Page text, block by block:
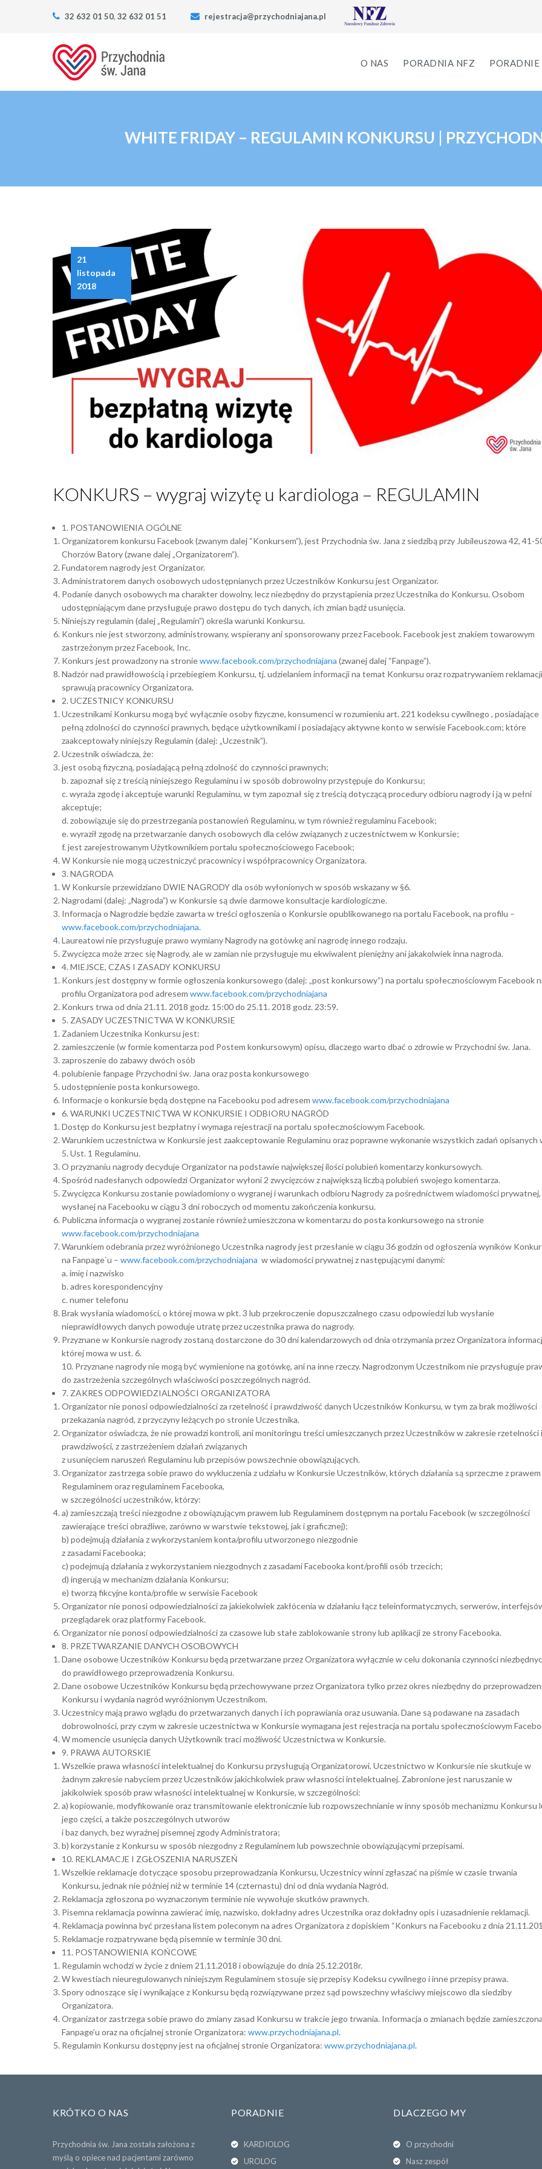
32 632 01 50, 32 632 01 51 rejestracja@przychodniajana.pl
O NAS PORADNIA NFZ PORADNIE
WHITE FRIDAY – REGULAMIN KONKURSU |
21
listopada
2018
KONKURS – wygraj wizytę u kardiologa – REGULAMIN
1. POSTANOWIENIA OGÓLNE
Organizatorem konkursu Facebook (zwanym dalej “Konkursem”), jest Przychodnia św. Jana z siedzibą przy Jubileuszowa 42, 41-
Chorzów Batory (zwane dalej „Organizatorem”).
Fundatorem nagrody jest Organizator.
Administratorem danych osobowych udostępnianych przez Uczestników Konkursu jest Organizator.
Podanie danych osobowych ma charakter dowolny, lecz niezbędny do przystąpienia przez Uczestnika do Konkursu. Osobom
udostępniającym dane przysługuje prawo dostępu do tych danych, ich zmian bądź usunięcia.
Niniejszy regulamin (dalej „Regulamin”) określa warunki Konkursu.
Konkurs nie jest stworzony, administrowany, wspierany ani sponsorowany przez Facebook. Facebook jest znakiem towarowym
zastrzeżonym przez Facebook, Inc.
Konkurs jest prowadzony na stroniewww.facebook.com/przychodniajana (zwanej dalej “Fanpage”).
Nadzór nad prawidłowością i przebiegiem Konkursu, tj. udzielaniem informacji na temat Konkursu oraz rozpatrywaniem reklamacji
sprawują pracownicy Organizatora.
2. UCZESTNICY KONKURSU
Uczestnikami Konkursu mogą być wyłącznie osoby fizyczne, konsumenci w rozumieniu art. 221 kodeksu cywilnego , posiadające
pełną zdolności do czynności prawnych, będące użytkownikami i posiadający aktywne konto w serwisie Facebook.com; które
zaakceptowały niniejszy Regulamin (dalej: „Uczestnik”).
Uczestnik oświadcza, że:
jest osobą fizyczną, posiadającą pełną zdolność do czynności prawnych;
b. zapoznał się z treścią niniejszego Regulaminu i w sposób dobrowolny przystępuje do Konkursu;
c. wyraża zgodę i akceptuje warunki Regulaminu, w tym zapoznał się z treścią dotyczącą procedury odbioru nagrody i ją w pełni
akceptuje;
d. zobowiązuje się do przestrzegania postanowień Regulaminu, w tym również regulaminu Facebook;
e. wyraził zgodę na przetwarzanie danych osobowych dla celów związanych z uczestnictwem w Konkursie;
f. jest zarejestrowanym Użytkownikiem portalu społecznościowego Facebook;
W Konkursie nie mogą uczestniczyć pracownicy i współpracownicy Organizatora.
3. NAGRODA
W Konkursie przewidziano DWIE NAGRODY dla osób wyłonionych w sposób wskazany w §6.
Nagrodami (dalej: „Nagroda”) w Konkursie są dwie darmowe konsultacje kardiologiczne.
Informacja o Nagrodzie będzie zawarta w treści ogłoszenia o Konkursie opublikowanego na portalu Facebook, na profilu –
www.facebook.com/przychodniajana.
Laureatowi nie przysługuje prawo wymiany Nagrody na gotówkę ani nagrodę innego rodzaju.
Zwycięzca może zrzec się Nagrody, ale w zamian nie przysługuje mu ekwiwalent pieniężny ani jakakolwiek inna nagroda.
4. MIEJSCE, CZAS I ZASADY KONKURSU
Konkurs jest dostępny w formie ogłoszenia konkursowego (dalej: „post konkursowy“) na portalu społecznościowym Facebook
profilu Organizatora pod adresem www.facebook.com/przychodniajana
Konkurs trwa od dnia 21.11. 2018 godz. 15:00 do 25.11. 2018 godz. 23:59.
5. ZASADY UCZESTNICTWA W KONKURSIE
Zadaniem Uczestnika Konkursu jest:
zamieszczenie (w formie komentarza pod Postem konkursowym) opisu, dlaczego warto dbać o zdrowie w Przychodni św. Jana.
zaproszenie do zabawy dwóch osób
polubienie fanpage Przychodni św. Jana oraz posta konkursowego
udostępnienie posta konkursowego.
Informacje o konkursie będą dostępne na Facebooku pod adresem www.facebook.com/przychodniajana
6. WARUNKI UCZESTNICTWA W KONKURSIE I ODBIORU NAGRÓD
Dostęp do Konkursu jest bezpłatny i wymaga rejestracji na portalu społecznościowym Facebook.
Warunkiem uczestnictwa w Konkursie jest zaakceptowanie Regulaminu oraz poprawne wykonanie wszystkich zadań opisanych
5. Ust. 1 Regulaminu.
O przyznaniu nagrody decyduje Organizator na podstawie największej ilości polubień komentarzy konkursowych.
Spośród nadesłanych odpowiedzi Organizator wyłoni 2 zwycięzców z największą liczbą polubień swojego komentarza.
Zwycięzca Konkursu zostanie powiadomiony o wygranej i warunkach odbioru Nagrody za pośrednictwem wiadomości prywatnej,
wysłanej na Facebooku w ciągu 3 dni roboczych od momentu zakończenia konkursu.
Publiczna informacja o wygranej zostanie również umieszczona w komentarzu do posta konkursowego na stronie
www.facebook.com/przychodniajana
Warunkiem odebrania przez wyróżnionego Uczestnika nagrody jest przesłanie w ciągu 36 godzin od ogłoszenia wyników
na Fanpage`u – www.facebook.com/przychodniajana w wiadomości prywatnej z następującymi danymi:
a. imię i nazwisko
b. adres korespondencyjny
c. numer telefonu
Brak wysłania wiadomości, o której mowa w pkt. 3 lub przekroczenie dopuszczalnego czasu odpowiedzi lub wysłanie
nieprawidłowych danych powoduje utratę przez uczestnika prawa do nagrody.
Przyznane w Konkursie nagrody zostaną dostarczone do 30 dni kalendarzowych od dnia otrzymania przez Organizatora
której mowa w ust. 6.
10. Przyznane nagrody nie mogą być wymienione na gotówkę, ani na inne rzeczy. Nagrodzonym Uczestnikom nie przysługuje
do zastrzeżenia szczególnych właściwości poszczególnych nagród.
7. ZAKRES ODPOWIEDZIALNOŚCI ORGANIZATORA
Organizator nie ponosi odpowiedzialności za rzetelność i prawdziwość danych Uczestników Konkursu, w tym za brak możliwości
przekazania nagród, z przyczyny leżących po stronie Uczestnika.
Organizator oświadcza, że nie prowadzi kontroli, ani monitoringu treści umieszczanych przez Uczestników w zakresie rzetelności i
prawdziwości, z zastrzeżeniem działań związanych
z usunięciem naruszeń Regulaminu lub przepisów powszechnie obowiązujących.
Organizator zastrzega sobie prawo do wykluczenia z udziału w Konkursie Uczestników, których działania są sprzeczne z prawem
Regulaminem oraz regulaminem Facebooka,
w szczególności uczestników, którzy:
a) zamieszczają treści niezgodne z obowiązującym prawem lub Regulaminem dostępnym na portalu Facebook (w szczególności
zawierające treści obraźliwe, zarówno w warstwie tekstowej, jak i graficznej);
b) podejmują działania z wykorzystaniem konta/profilu utworzonego niezgodnie
z zasadami Facebooka;
c) podejmują działania z wykorzystaniem niezgodnych z zasadami Facebooka kont/profili osób trzecich;
d) ingerują w mechanizm działania Konkursu;
e) tworzą fikcyjne konta/profile w serwisie Facebook
Organizator nie ponosi odpowiedzialności za jakiekolwiek zakłócenia w działaniu łącz teleinformatycznych, serwerów,
przeglądarek oraz platformy Facebook.
Organizator nie ponosi odpowiedzialności za czasowe lub stałe zablokowanie strony lub aplikacji ze strony Facebooka.
8. PRZETWARZANIE DANYCH OSOBOWYCH
Dane osobowe Uczestników Konkursu będą przetwarzane przez Organizatora wyłącznie w celu dokonania czynności
do prawidłowego przeprowadzenia Konkursu.
Dane osobowe Uczestników Konkursu będą przechowywane przez Organizatora tylko przez okres niezbędny do
Konkursu i wydania nagród wyróżnionym Uczestnikom.
Uczestnicy mają prawo wglądu do przetwarzanych danych i ich poprawiania oraz usuwania. Dane są podawane na zasadach
dobrowolności, przy czym w zakresie uczestnictwa w Konkursie wymagana jest rejestracja na portalu społecznościowym
W momencie usunięcia danych Użytkownik traci możliwość Uczestnictwa w Konkursie.
9. PRAWA AUTORSKIE
Wszelkie prawa własności intelektualnej do Konkursu przysługują Organizatorowi. Uczestnictwo w Konkursie nie skutkuje w
żadnym zakresie nabyciem przez Uczestników jakichkolwiek praw własności intelektualnej. Zabronione jest naruszanie w
jakikolwiek sposób praw własności intelektualnej w Konkursie, w szczególności:
a) kopiowanie, modyfikowanie oraz transmitowanie elektronicznie lub rozpowszechnianie w inny sposób mechanizmu Konkursu
jego części, a także poszczególnych utworów
i baz danych, bez wyraźnej pisemnej zgody Administratora;
b) korzystanie z Konkursu w sposób niezgodny z Regulaminem lub powszechnie obowiązującymi przepisami.
10. REKLAMACJE I ZGŁOSZENIA NARUSZEŃ
Wszelkie reklamacje dotyczące sposobu przeprowadzania Konkursu, Uczestnicy winni zgłaszać na piśmie w czasie trwania
Konkursu, jednak nie później niż w terminie 14 (czternastu) dni od dnia wydania Nagród.
Reklamacja zgłoszona po wyznaczonym terminie nie wywołuje skutków prawnych.
Pisemna reklamacja powinna zawierać imię, nazwisko, dokładny adres Uczestnika oraz dokładny opis i uzasadnienie reklamacji.
Reklamacja powinna być przesłana listem poleconym na adres Organizatora z dopiskiem “Konkurs na Facebooku z dnia
Reklamacje rozpatrywane będą pisemnie w terminie 30 dni.
11. POSTANOWIENIA KOŃCOWE
Regulamin wchodzi w życie z dniem 21.11.2018 i obowiązuje do dnia 25.12.2018r.
W kwestiach nieuregulowanych niniejszym Regulaminem stosuje się przepisy Kodeksu cywilnego i inne przepisy prawa.
Spory odnoszące się i wynikające z Konkursu będą rozwiązywane przez sąd powszechny właściwy miejscowo dla siedziby
Organizatora.
Organizator zastrzega sobie prawo do zmiany zasad Konkursu w trakcie jego trwania. Informacja o zmianach będzie
Fanpage’u oraz na oficjalnej stronie Organizatora: www.przychodniajana.pl.
Regulamin Konkursu dostępny jest na oficjalnej stronie Organizatora: www.przychodniajana.pl.
KRÓTKO O NAS
Przychodnia św. Jana została założona z
myślą o opiece nad pacjentami zarówno
PORADNIE
KARDIOLOG
UROLOG
DLACZEGO MY
O przychodni
Nasz zespół